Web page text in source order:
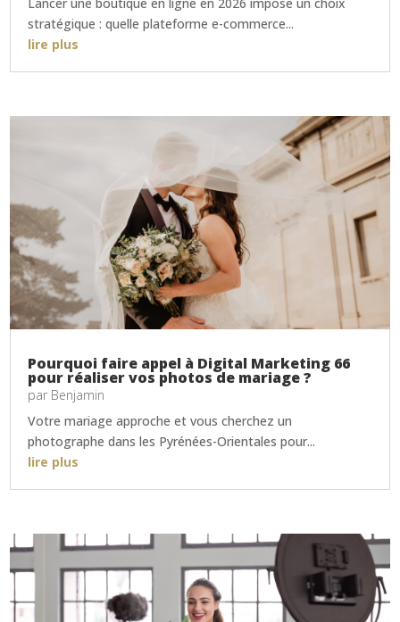
stratégique : quelle plateforme e-commerce...
lire plus
Pourquoi faire appel à Digital Marketing 66
pour réaliser vos photos de mariage ?
par Benjamin
Votre mariage approche et vous cherchez un
photographe dans les Pyrénées-Orientales pour...
lire plus